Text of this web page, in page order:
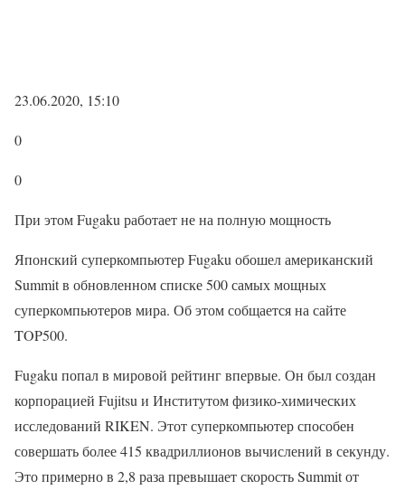
23.06.2020, 15:10
0
0
При этом Fugaku работает не на полную мощность
Японский суперкомпьютер Fugaku обошел американский
Summit в обновленном списке 500 самых мощных
суперкомпьютеров мира. Об этом собщается на сайте
TOP500.
Fugaku попал в мировой рейтинг впервые. Он был создан
корпорацией Fujitsu и Институтом физико-химических
исследований RIKEN. Этот суперкомпьютер способен
совершать более 415 квадриллионов вычислений в секунду.
Это примерно в 2,8 раза превышает скорость Summit от